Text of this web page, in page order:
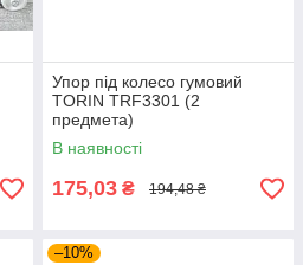
Упор під колесо гумовий
TORIN TRF3301 (2
предмета)
В наявності
175,03 ₴ 194,48 ₴
–10%